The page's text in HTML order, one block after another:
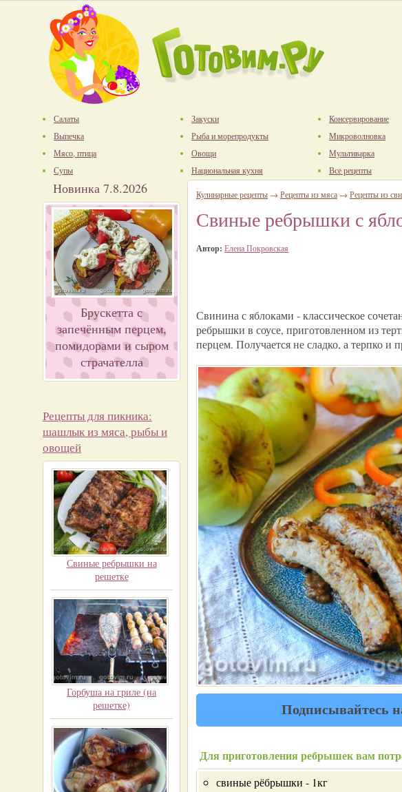
Салаты
Выпечка
Мясо, птица
Супы
Закуски
Рыба и морепродукты
Овощи
Национальная кухня
Консервирование
Микроволновка
Мультиварка
Все рецепты
Новинка 7.8.2026
Брускетта с
запечённым перцем,
помидорами и сыром
страчателла
Рецепты для пикника:
шашлык из мяса, рыбы и
овощей
Свиные ребрышки на
решетке
Горбуша на гриле (на
решетке)
Кулинарные рецепты → Рецепты из мяса → Рецепты из
Свиные ребрышки с
Автор: Елена Покровская
Свинина с яблоками - классическое
ребрышки в соусе, приготовленном из
перцем. Получается не сладко, а терпко и
Подписывайтесь
Для приготовления ребрышек вам
свиные рёбрышки - 1кг